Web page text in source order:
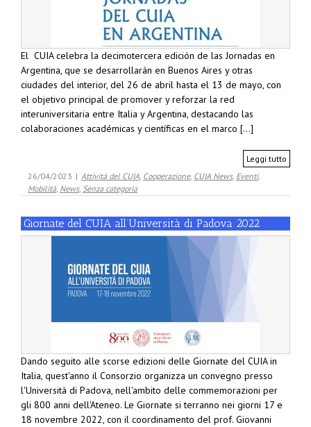
El CUIA celebra la decimotercera edición de las Jornadas en
Argentina, que se desarrollarán en Buenos Aires y otras
ciudades del interior, del 26 de abril hasta el 13 de mayo, con
el objetivo principal de promover y reforzar la red
interuniversitaria entre Italia y Argentina, destacando las
colaboraciones académicas y científicas en el marco [...]
Leggi tutto
26/04/2023 | Attività del CUIA, Cooperazione, CUIA News, Eventi,
Mobilità, News, Senza categoria
Giornate del CUIA all’Università di Padova 2022
Dando seguito alle scorse edizioni delle Giornate del CUIA in
Italia, quest'anno il Consorzio organizza un convegno presso
l'Università di Padova, nell'ambito delle commemorazioni per
gli 800 anni dell'Ateneo. Le Giornate si terranno nei giorni 17 e
18 novembre 2022, con il coordinamento del prof. Giovanni